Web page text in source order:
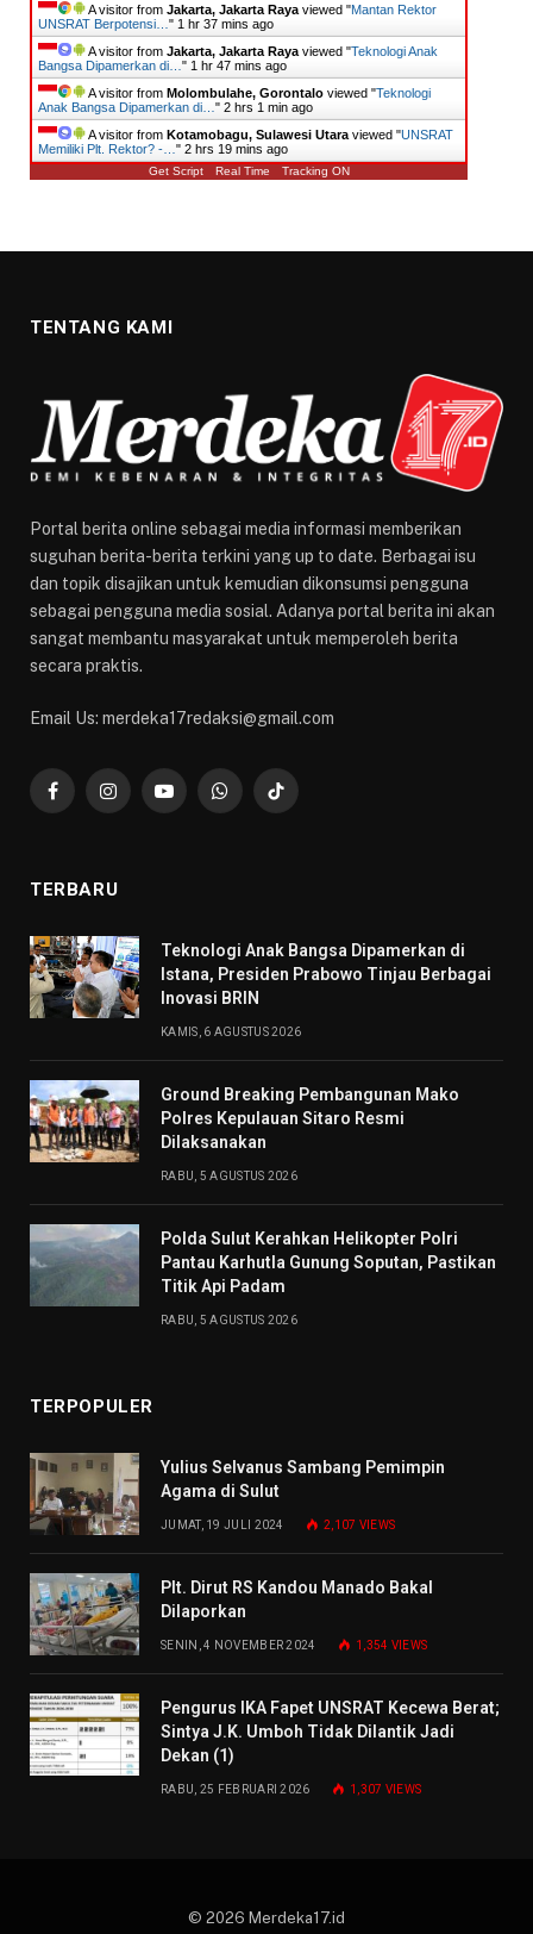
A visitor from Jakarta, Jakarta Raya viewed "Mantan Rektor
UNSRAT Berpotensi… " 1 hr 37 mins ago
A visitor from Jakarta, Jakarta Raya viewed "Teknologi Anak
Bangsa Dipamerkan di… " 1 hr 47 mins ago
A visitor from Molombulahe, Gorontalo viewed "Teknologi
Anak Bangsa Dipamerkan di… " 2 hrs 1 min ago
A visitor from Kotamobagu, Sulawesi Utara viewed "UNSRAT
Memiliki Plt. Rektor? -… " 2 hrs 19 mins ago
Get Script Real Time Tracking ON
TENTANG KAMI
Portal berita online sebagai media informasi memberikan
suguhan berita-berita terkini yang up to date. Berbagai isu
dan topik disajikan untuk kemudian dikonsumsi pengguna
sebagai pengguna media sosial. Adanya portal berita ini akan
sangat membantu masyarakat untuk memperoleh berita
secara praktis.
Email Us: merdeka17redaksi@gmail.com
FacebookInstagramYouTubeWhatsAppTikTok
TERBARU
Teknologi Anak Bangsa Dipamerkan di
Istana, Presiden Prabowo Tinjau Berbagai
Inovasi BRIN
KAMIS, 6 AGUSTUS 2026
Ground Breaking Pembangunan Mako
Polres Kepulauan Sitaro Resmi
Dilaksanakan
RABU, 5 AGUSTUS 2026
Polda Sulut Kerahkan Helikopter Polri
Pantau Karhutla Gunung Soputan, Pastikan
Titik Api Padam
RABU, 5 AGUSTUS 2026
TERPOPULER
Yulius Selvanus Sambang Pemimpin
Agama di Sulut
JUMAT, 19 JULI 2024 2,107 VIEWS
Plt. Dirut RS Kandou Manado Bakal
Dilaporkan
SENIN, 4 NOVEMBER 2024 1,354 VIEWS
Pengurus IKA Fapet UNSRAT Kecewa Berat;
Sintya J.K. Umboh Tidak Dilantik Jadi
Dekan (1)
RABU, 25 FEBRUARI 2026 1,307 VIEWS
© 2026 Merdeka17.id